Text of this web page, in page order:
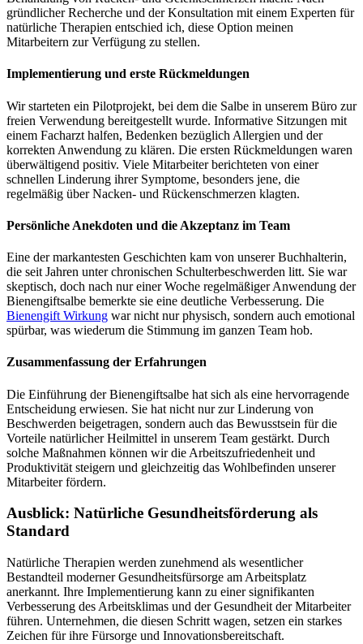
gründlicher Recherche und der Konsultation mit einem Experten für
natürliche Therapien entschied ich, diese Option meinen
Mitarbeitern zur Verfügung zu stellen.
Implementierung und erste Rückmeldungen
Wir starteten ein Pilotprojekt, bei dem die Salbe in unserem Büro zur
freien Verwendung bereitgestellt wurde. Informative Sitzungen mit
einem Facharzt halfen, Bedenken bezüglich Allergien und der
korrekten Anwendung zu klären. Die ersten Rückmeldungen waren
überwältigend positiv. Viele Mitarbeiter berichteten von einer
schnellen Linderung ihrer Symptome, besonders jene, die
regelmäßig über Nacken- und Rückenschmerzen klagten.
Persönliche Anekdoten und die Akzeptanz im Team
Eine der markantesten Geschichten kam von unserer Buchhalterin,
die seit Jahren unter chronischen Schulterbeschwerden litt. Sie war
skeptisch, doch nach nur einer Woche regelmäßiger Anwendung der
Bienengiftsalbe bemerkte sie eine deutliche Verbesserung. Die
Bienengift Wirkung war nicht nur physisch, sondern auch emotional
spürbar, was wiederum die Stimmung im ganzen Team hob.
Zusammenfassung der Erfahrungen
Die Einführung der Bienengiftsalbe hat sich als eine hervorragende
Entscheidung erwiesen. Sie hat nicht nur zur Linderung von
Beschwerden beigetragen, sondern auch das Bewusstsein für die
Vorteile natürlicher Heilmittel in unserem Team gestärkt. Durch
solche Maßnahmen können wir die Arbeitszufriedenheit und
Produktivität steigern und gleichzeitig das Wohlbefinden unserer
Mitarbeiter fördern.
Ausblick: Natürliche Gesundheitsförderung als
Standard
Natürliche Therapien werden zunehmend als wesentlicher
Bestandteil moderner Gesundheitsfürsorge am Arbeitsplatz
anerkannt. Ihre Implementierung kann zu einer signifikanten
Verbesserung des Arbeitsklimas und der Gesundheit der Mitarbeiter
führen. Unternehmen, die diesen Schritt wagen, setzen ein starkes
Zeichen für ihre Fürsorge und Innovationsbereitschaft.